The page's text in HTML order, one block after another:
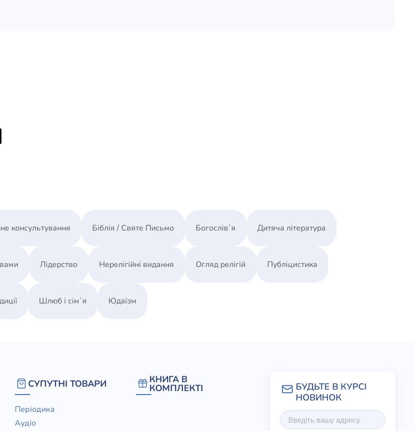
консультування Біблія / Святе Письмо Богослів`я Дитяча література
Лідерство Нерелігійні видання Огляд релігій Публіцистика
Шлюб і сім`я Юдаїзм
СУПУТНІ ТОВАРИ
Періодика
Аудіо
КНИГА В
КОМПЛЕКТІ